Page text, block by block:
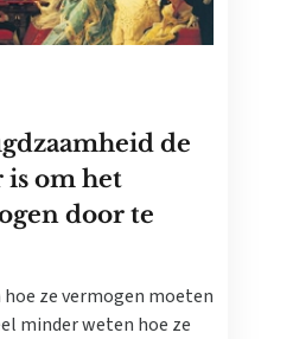
de
is om het
door te
ze vermogen moeten
minder weten hoe ze